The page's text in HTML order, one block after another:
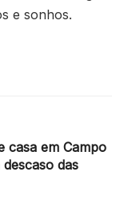
e sonhos.
casa em Campo
das